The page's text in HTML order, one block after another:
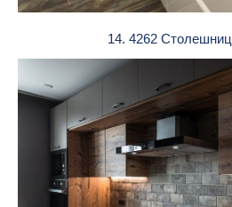
14. 4262